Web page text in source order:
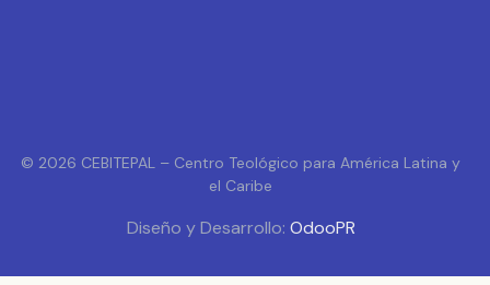
© 2026 CEBITEPAL – Centro Teológico para América Latina y
el Caribe
Diseño y Desarrollo: OdooPR